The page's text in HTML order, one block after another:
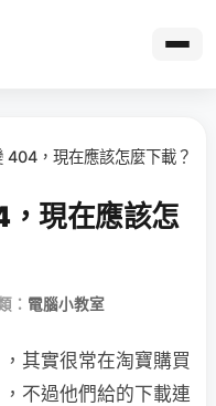
404，現在應該怎麼下載？
現在應該怎
： 電腦小教室
其實很常在淘寶購買
不過他們給的下載連